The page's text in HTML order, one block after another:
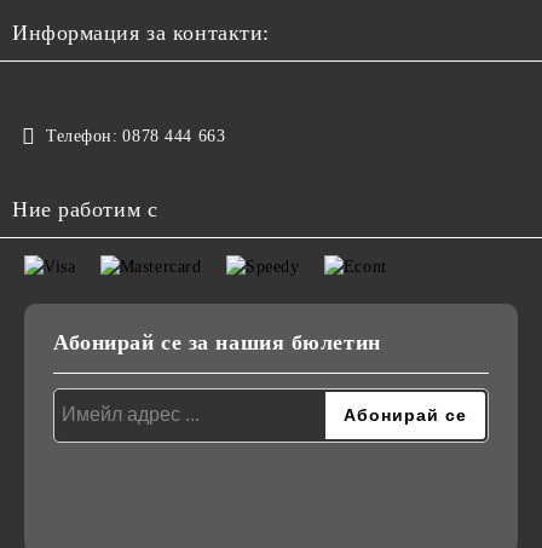
Информация за контакти:
Телефон: 0878 444 663
Ние работим с
Абонирай се за нашия бюлетин